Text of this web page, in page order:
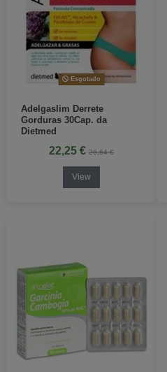
Esgotado
Adelgaslim Derrete
Gorduras 30Cap. da
Dietmed
22,25 € 26,64 €
View